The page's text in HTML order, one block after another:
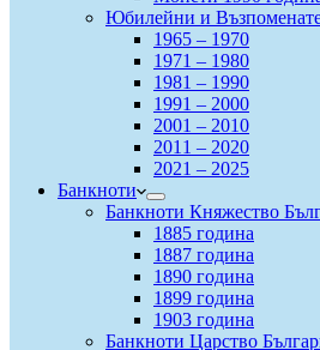
Юбилейни и
1965 – 1970
1971 – 1980
1981 – 1990
1991 – 2000
2001 – 2010
2011 – 2020
2021 – 2025
Банкноти
Банкноти Княжество
1885 година
1887 година
1890 година
1899 година
1903 година
Банкноти Царство